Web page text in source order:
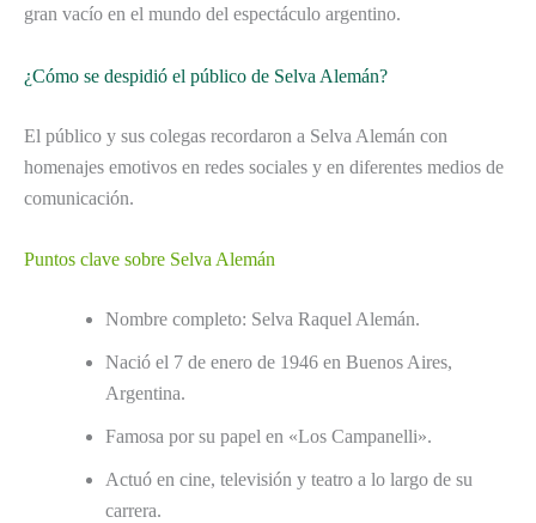
gran vacío en el mundo del espectáculo argentino.
¿Cómo se despidió el público de Selva Alemán?
El público y sus colegas recordaron a Selva Alemán con
homenajes emotivos en redes sociales y en diferentes medios de
comunicación.
Puntos clave sobre Selva Alemán
Nombre completo: Selva Raquel Alemán.
Nació el 7 de enero de 1946 en Buenos Aires,
Argentina.
Famosa por su papel en «Los Campanelli».
Actuó en cine, televisión y teatro a lo largo de su
carrera.